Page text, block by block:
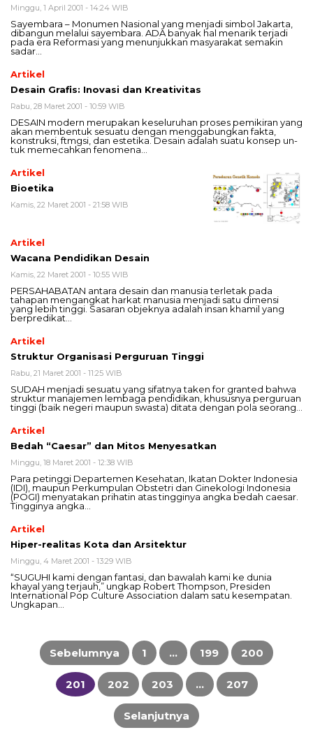
Minggu, 1 April 2001 - 14:24 WIB
Sayembara – Monumen Nasional yang menjadi simbol Jakarta,
dibangun melalui sayembara. ADA banyak hal menarik terjadi
pada era Reformasi yang menunjukkan masyarakat semakin
sadar…
Artikel
Desain Grafis: Inovasi dan Kreativitas
Rabu, 28 Maret 2001 - 10:59 WIB
DESAIN modern merupakan keseluruhan proses pemikiran yang
akan membentuk sesuatu dengan menggabungkan fakta,
konstruksi, ftmgsi, dan estetika. Desain adalah suatu konsep un­
tuk memecahkan fenomena…
Artikel
Bioetika
Kamis, 22 Maret 2001 - 21:58 WIB
Artikel
Wacana Pendidikan Desain
Kamis, 22 Maret 2001 - 10:55 WIB
PERSAHABATAN antara desain dan manusia terletak pada
tahapan mengangkat harkat manusia menjadi satu dimensi
yang lebih tinggi. Sasaran objeknya adalah insan khamil yang
berpredikat…
Artikel
Struktur Organisasi Perguruan Tinggi
Rabu, 21 Maret 2001 - 11:25 WIB
SUDAH menjadi sesuatu yang sifatnya taken for granted bahwa
struktur manajemen lembaga pendidikan, khususnya perguruan
tinggi (baik negeri maupun swasta) ditata dengan pola seorang…
Artikel
Bedah “Caesar” dan Mitos Menyesatkan
Minggu, 18 Maret 2001 - 12:38 WIB
Para petinggi Departemen Kesehatan, Ikatan Dokter Indonesia
(IDI), maupun Perkumpulan Obstetri dan Ginekologi Indonesia
(POGI) menyatakan prihatin atas tingginya angka bedah caesar.
Tingginya angka…
Artikel
Hiper-realitas Kota dan Arsitektur
Minggu, 4 Maret 2001 - 13:29 WIB
“SUGUHI kami dengan fantasi, dan bawalah kami ke dunia
khayal yang terjauh,” ungkap Robert Thompson, Presiden
International Pop Culture Association dalam satu kesempatan.
Ungkapan…
Paginasi
posSebelumnya 1 … 199 200
201 202 203 … 207
Selanjutnya